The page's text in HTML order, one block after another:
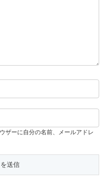
ザーに自分の名前、メールアドレ